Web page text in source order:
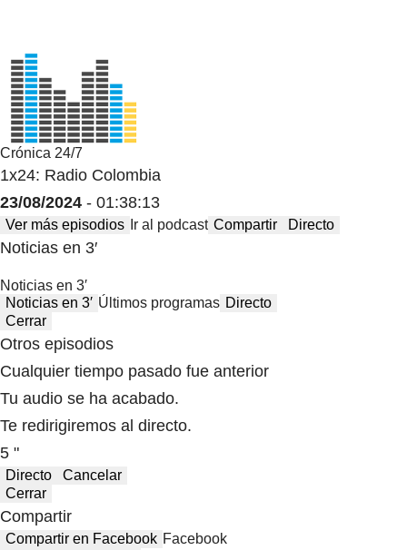
Crónica 24/7
1x24: Radio Colombia
23/08/2024 - 01:38:13
Ver más episodios Ir al podcast Compartir Directo
Noticias en 3′
Noticias en 3′
Noticias en 3′ Últimos programas Directo
Cerrar
Otros episodios
Cualquier tiempo pasado fue anterior
Tu audio se ha acabado.
Te redirigiremos al directo.
5 "
Directo
Cancelar
Cerrar
Compartir
Compartir en Facebook Facebook